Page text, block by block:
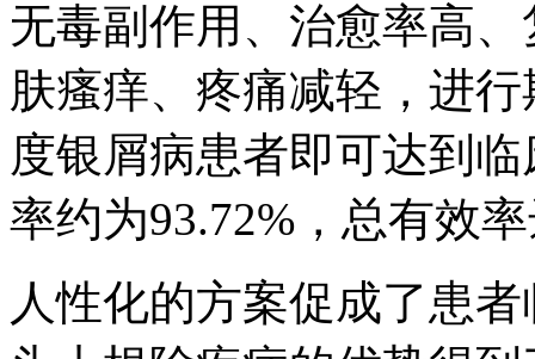
无毒副作用、治愈率高
肤瘙痒、疼痛减轻，进
度银屑病患者即可达到
率约为93.72%，总有效
人性化的方案促成了患